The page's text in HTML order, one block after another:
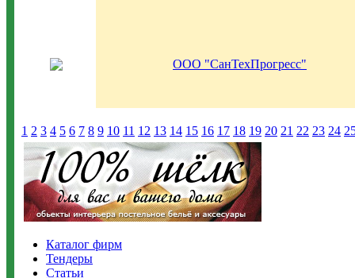
ООО "СанТехПрогресс"
1 2 3 4 5 6 7 8 9 10 11 12 13 14 15 16 17 18 19 20 21 22 23 24
Каталог фирм
Тендеры
Статьи